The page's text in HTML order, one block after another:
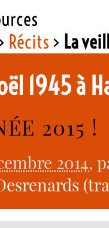
Récits > La
1945 à
2015 !
2014,